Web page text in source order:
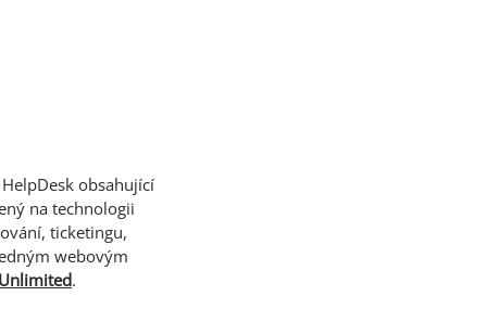
obsahující
na technologii
ticketingu,
webovým
.